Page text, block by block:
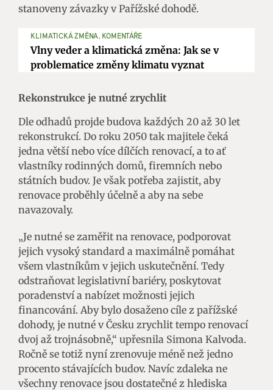
stanoveny závazky v Pařížské dohodě.
KLIMATICKÁ ZMĚNA, KOMENTÁŘE
Vlny veder a klimatická změna: Jak se v
problematice změny klimatu vyznat
Rekonstrukce je nutné zrychlit
Dle odhadů projde budova každých 20 až 30 let
rekonstrukcí. Do roku 2050 tak majitele čeká
jedna větší nebo více dílčích renovací, a to ať
vlastníky rodinných domů, firemních nebo
státních budov. Je však potřeba zajistit, aby
renovace proběhly účelně a aby na sebe
navazovaly.
„Je nutné se zaměřit na renovace, podporovat
jejich vysoký standard a maximálně pomáhat
všem vlastníkům v jejich uskutečnění. Tedy
odstraňovat legislativní bariéry, poskytovat
poradenství a nabízet možnosti jejich
financování. Aby bylo dosaženo cíle z pařížské
dohody, je nutné v Česku zrychlit tempo renovací
dvoj až trojnásobně,“ upřesnila Simona Kalvoda.
Ročně se totiž nyní zrenovuje méně než jedno
procento stávajících budov. Navíc zdaleka ne
všechny renovace jsou dostatečné z hlediska